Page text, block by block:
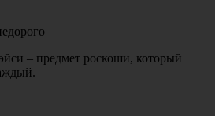
– предмет роскоши, который